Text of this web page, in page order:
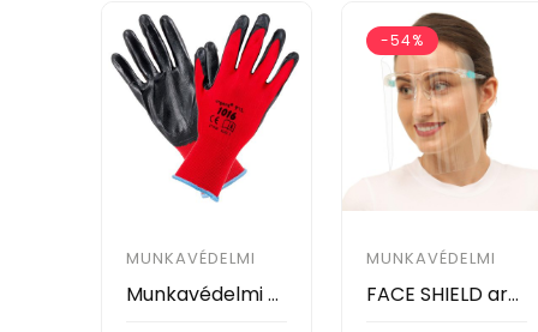
MUNKAVÉDELMI
Munkavédelmi Kesztyűk Basic 1003 Ráncos Latex bevonat, PIROS
-54%
MUNKAVÉDELMI
FACE SHIELD arcvédő műanyag pajzs kerettel (6 db)